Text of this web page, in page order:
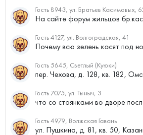
Гость 8943, ул. Братьев Касимовых,
Гость 4127, ул. Волгоградская, 41
Гость 5645, Светлый (Куюки)
пер. Чехова, д. 128, кв. 182,
Гость 7075, ул. Тыныч, 3
Гость 4979, Волжская Гавань
ул. Пушкина, д. 81, кв. 50,